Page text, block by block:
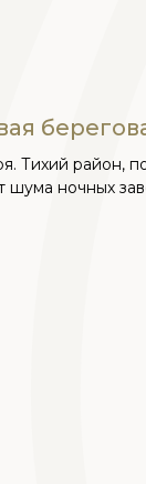
Тихий район,
шума ночных